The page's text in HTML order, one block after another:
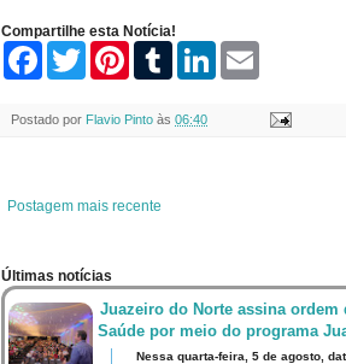
Compartilhe esta Notícia!
F
b
T
w
t
P
e
t
T
l
L
Postado por Flavio Pinto às 06:40
Postagem mais recente
Últimas notícias
Juazeiro do Norte assina
Saúde por meio do programa
Nessa quarta-feira, 5 de agosto,